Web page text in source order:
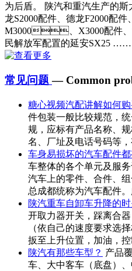
为后盾。 陕汽和重汽生产的斯太
龙S2000配件、德龙F2000配件
M3000、X3000配件、
民解放军配置的延安SX25 ……
常见问题— Common
糖心视频汽配讲解如何
件包装一般比较规范，
规，应标有产品名称、
名、厂址及电话号码等
车身易损坏的汽车配件都有
车整体的各个单元及服务
汽车上的零件、合件
总成都统称为汽车配件
陕汽重车自卸车升降的时
开取力器开关，踩离合
（依自己的速度要求选择
扳至上升位置，加油，
陕汽有那些车型？ 产品
车、大中客车（底盘）